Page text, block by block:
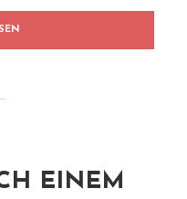
EINEM